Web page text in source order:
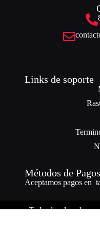
Links de soporte
Métodos de Pagos
Aceptamos pagos en
Todos los derechos